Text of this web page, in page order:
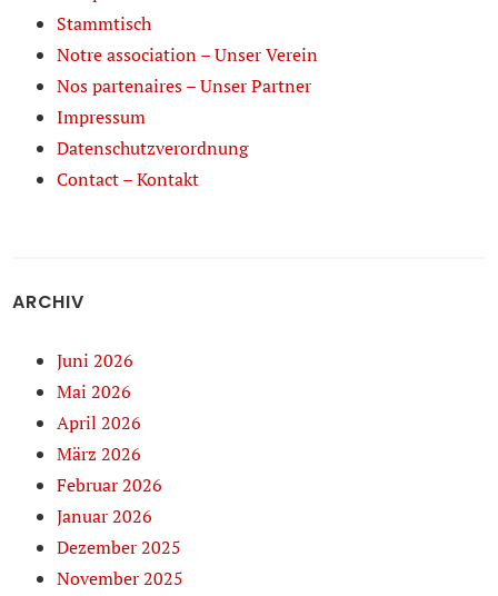
Stammtisch
Notre association – Unser Verein
Nos partenaires – Unser Partner
Impressum
Datenschutzverordnung
Contact – Kontakt
ARCHIV
Juni 2026
Mai 2026
April 2026
März 2026
Februar 2026
Januar 2026
Dezember 2025
November 2025